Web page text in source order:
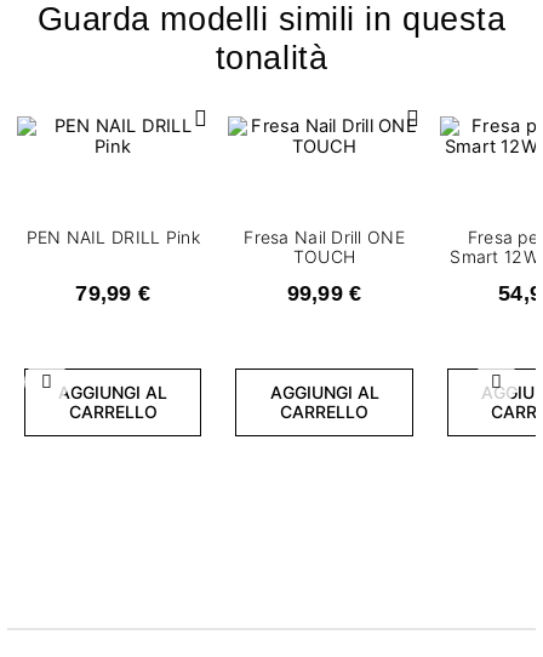
Guarda modelli simili in questa
tonalità
Precedente
PEN NAIL DRILL Pink
79,99 €
AGGIUNGI AL
CARRELLO
Fresa Nail Drill ONE
TOUCH
99,99 €
AGGIUNGI AL
CARRELLO
Fresa
Smart